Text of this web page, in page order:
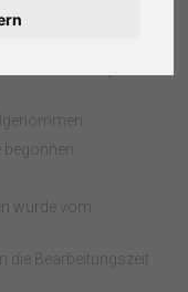
begonnen
wurde vom
die Bearbeitungszeit